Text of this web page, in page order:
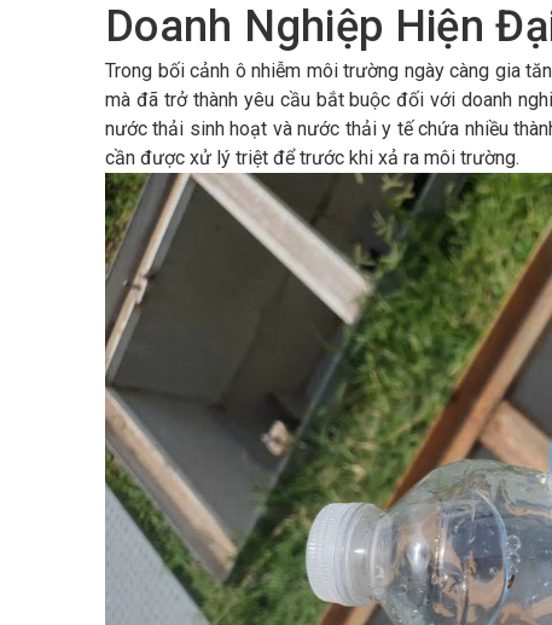
Doanh Nghiệp Hiện
Trong bối cảnh ô nhiễm môi trường ngày càng gia
mà đã trở thành yêu cầu bắt buộc đối với doanh
nước thải sinh hoạt và nước thải y tế chứa nhiều
cần được xử lý triệt để trước khi xả ra môi trường.